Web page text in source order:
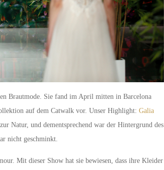
Brautmode. Sie fand im April mitten in Barcelona
auf dem Catwalk vor. Unser Highlight: Galia
Natur, und dementsprechend war der Hintergrund des
nicht geschminkt.
Mit dieser Show hat sie bewiesen, dass ihre Kleider